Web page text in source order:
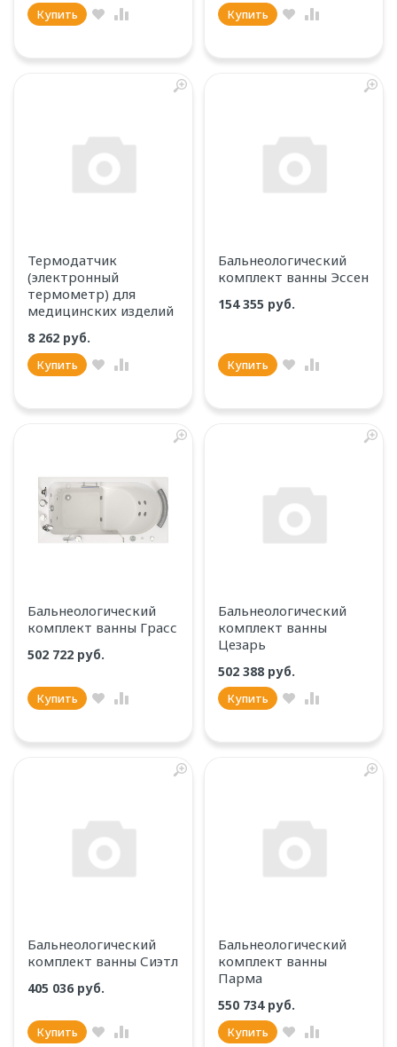
Купить Купить
Термодатчик
(электронный
термометр) для
медицинских изделий
8 262 руб.
Купить
Бальнеологический
комплект ванны Эссен
154 355 руб.
Купить
Бальнеологический
комплект ванны Грасс
502 722 руб.
Купить
Бальнеологический
комплект ванны
Цезарь
502 388 руб.
Купить
Бальнеологический
комплект ванны Сиэтл
405 036 руб.
Купить
Бальнеологический
комплект ванны
Парма
550 734 руб.
Купить